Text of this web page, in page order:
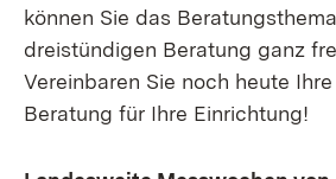
können Sie das
dreistündigen Beratung ganz
Vereinbaren Sie noch heute
Beratung für Ihre Einrichtung!